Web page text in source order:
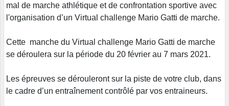
mal de marche athlétique et de confrontation sportive avec
l'organisation d’un Virtual challenge Mario Gatti de marche.
Cette manche du Virtual challenge Mario Gatti de marche
se déroulera sur la période du 20 février au 7 mars 2021.
Les épreuves se dérouleront sur la piste de votre club, dans
le cadre d’un entraînement contrôlé par vos entraineurs.